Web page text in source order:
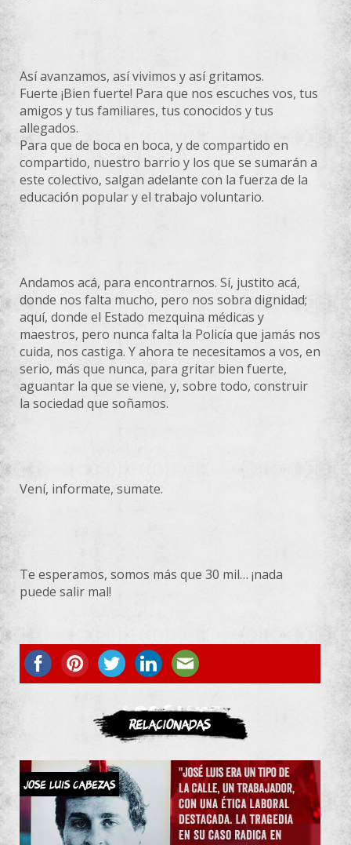
Así avanzamos, así vivimos y así gritamos.
Fuerte ¡Bien fuerte! Para que nos escuches vos, tus
amigos y tus familiares, tus conocidos y tus
allegados.
Para que de boca en boca, y de compartido en
compartido, nuestro barrio y los que se sumarán a
este colectivo, salgan adelante con la fuerza de la
educación popular y el trabajo voluntario.
Andamos acá, para encontrarnos. Sí, justito acá,
donde nos falta mucho, pero nos sobra dignidad;
aquí, donde el Estado mezquina médicas y
maestros, pero nunca falta la Policía que jamás nos
cuida, nos castiga. Y ahora te necesitamos a vos, en
serio, más que nunca, para gritar bien fuerte,
aguantar la que se viene, y, sobre todo, construir
la sociedad que soñamos.
Vení, informate, sumate.
Te esperamos, somos más que 30 mil… ¡nada
puede salir mal!
ASOCIATE
Relacionadas
JOSE LUIS CABEZAS